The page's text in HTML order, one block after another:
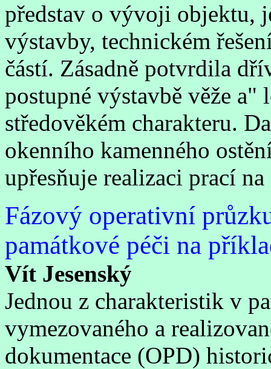
představ o vývoji objektu,
výstavby, technickém
částí. Zásadně potvrdila
postupné výstavbě věže
středověkém charakteru.
okenního kamenného
upřesňuje realizaci prací
Fázový operativní
památkové péči na
Vít Jesenský
Jednou z charakteristik v
vymezovaného a
dokumentace (OPD)